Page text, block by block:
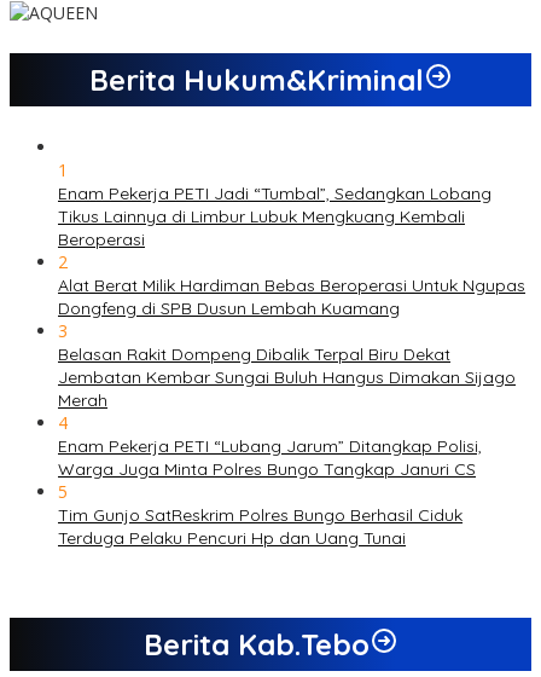
Berita Hukum&Kriminal
1
Enam Pekerja PETI Jadi “Tumbal”, Sedangkan Lobang
Tikus Lainnya di Limbur Lubuk Mengkuang Kembali
Beroperasi
2
Alat Berat Milik Hardiman Bebas Beroperasi Untuk Ngupas
Dongfeng di SPB Dusun Lembah Kuamang
3
Belasan Rakit Dompeng Dibalik Terpal Biru Dekat
Jembatan Kembar Sungai Buluh Hangus Dimakan Sijago
Merah
4
Enam Pekerja PETI “Lubang Jarum” Ditangkap Polisi,
Warga Juga Minta Polres Bungo Tangkap Januri CS
5
Tim Gunjo SatReskrim Polres Bungo Berhasil Ciduk
Terduga Pelaku Pencuri Hp dan Uang Tunai
Berita Kab.Tebo